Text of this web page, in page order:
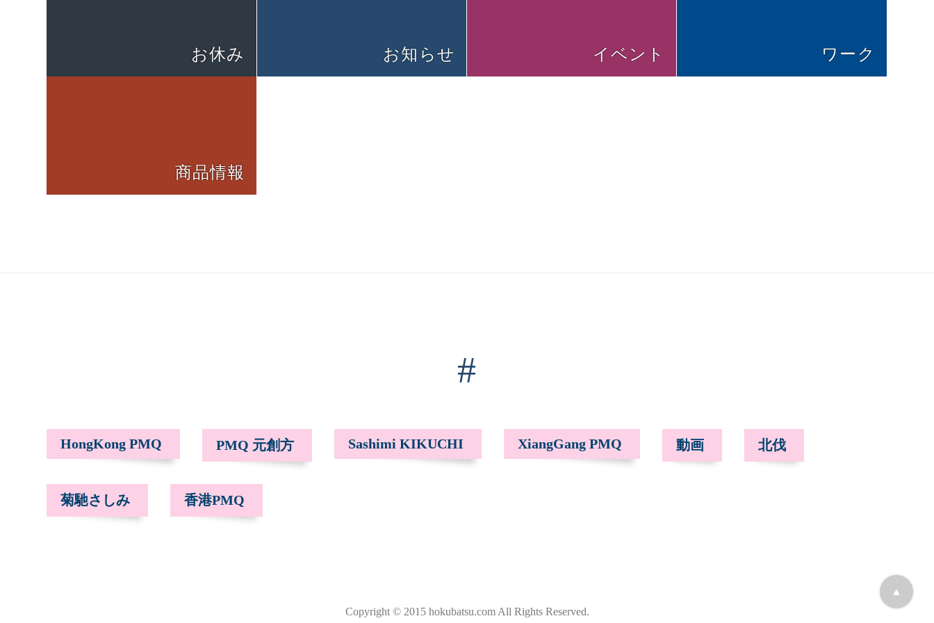
お休み お知らせ イベント ワーク
商品情報
#
HongKong PMQ PMQ 元創方 Sashimi KIKUCHI XiangGang PMQ 動画 北伐
菊馳さしみ 香港PMQ
▲
Copyright © 2015 hokubatsu.com All Rights Reserved.